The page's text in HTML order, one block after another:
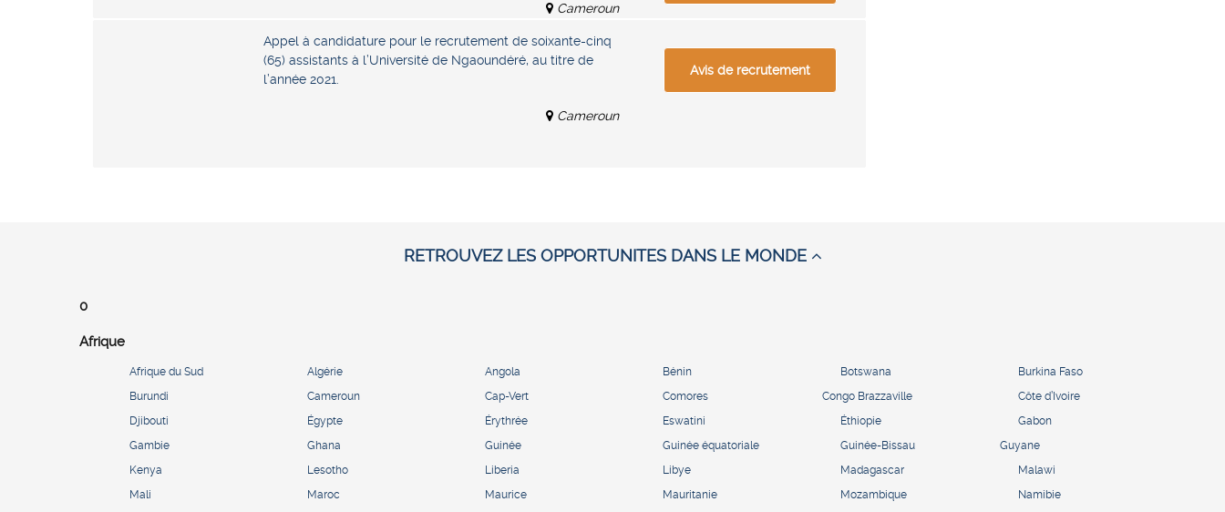
Cameroun
Appel à candidature pour le recrutement de soixante-cinq
(65) assistants à l’Université de Ngaoundéré, au titre de
l’année 2021.
Cameroun
Avis de recrutement
RETROUVEZ LES OPPORTUNITES DANS LE MONDE
0
Afrique
Afrique du Sud Algérie Angola Bénin Botswana
Burkina Faso
Burundi
Cameroun Cap-Vert Comores Congo Brazzaville
Côte d’Ivoire
Djibouti
Égypte Érythrée Eswatini Éthiopie
Gabon
Gambie
Ghana Guinée Guinée équatoriale Guinée-Bissau
Guyane
Kenya
Lesotho Liberia Libye Madagascar
Malawi
Mali
Maroc Maurice Mauritanie Mozambique
Namibie